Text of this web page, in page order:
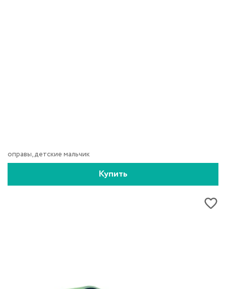
оправы, детские мальчик
Купить